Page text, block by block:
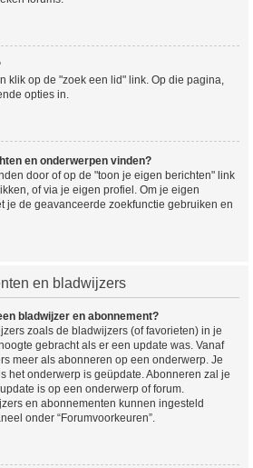
klik op de "zoek een lid" link. Op die pagina,
opties in.
en onderwerpen vinden?
door of op de "toon je eigen berichten" link
of via je eigen profiel. Om je eigen
je de geavanceerde zoekfunctie gebruiken en
en bladwijzers
bladwijzer en abonnement?
zoals de bladwijzers (of favorieten) in je
gebracht als er een update was. Vanaf
meer als abonneren op een onderwerp. Je
het onderwerp is geüpdate. Abonneren zal je
is op een onderwerp of forum.
en abonnementen kunnen ingesteld
onder “Forumvoorkeuren”.